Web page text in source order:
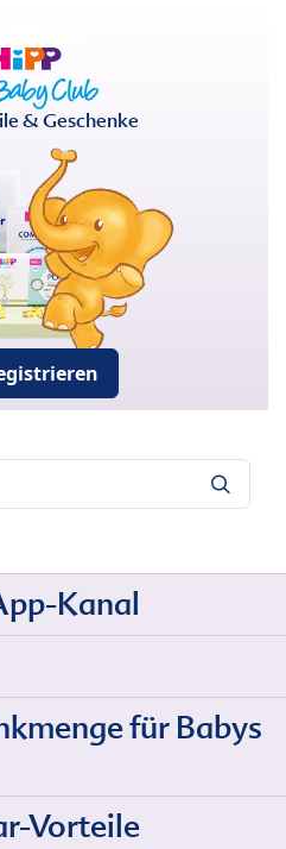
& Geschenke
Kanal
für Babys
Vorteile